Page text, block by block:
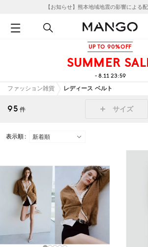
【お知らせ】熊本地域地震の影響による
UP TO 90%OFF
SUMMER
- 8.11 23:59
ファッション雑貨
レディース ベルト
95 件 サイズ
表示順 :